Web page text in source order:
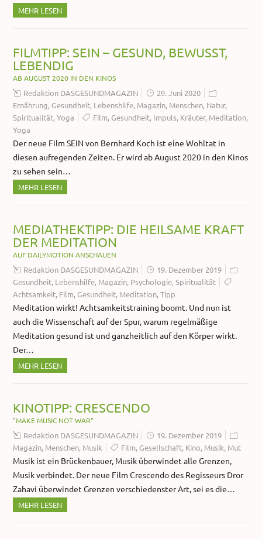
MEHR LESEN
FILMTIPP: SEIN – GESUND, BEWUSST,
LEBENDIG
AB AUGUST 2020 IN DEN KINOS
Redaktion DASGESUNDMAGAZIN
29. Juni 2020
Ernährung,Gesundheit, Lebenshilfe, Magazin, Menschen, Natur,
Spiritualität,Yoga Film,Gesundheit, Impuls, Kräuter, Meditation,
Yoga
Der neue Film SEIN von Bernhard Koch ist eine Wohltat in
diesen aufregenden Zeiten. Er wird ab August 2020 in den Kinos
zu sehen sein…
MEHR LESEN
MEDIATHEKTIPP: DIE HEILSAME KRAFT
DER MEDITATION
AUF DAILYMOTION ANSCHAUEN
Redaktion DASGESUNDMAGAZIN
19. Dezember 2019
Gesundheit, Lebenshilfe, Magazin, Psychologie,Spiritualität
Achtsamkeit, Film,Gesundheit, Meditation,Tipp
Meditation wirkt! Achtsamkeitstraining boomt. Und nun ist
auch die Wissenschaft auf der Spur, warum regelmäßige
Meditation gesund ist und ganzheitlich auf den Körper wirkt.
Der…
MEHR LESEN
KINOTIPP: CRESCENDO
"MAKE MUSIC NOT WAR"
Redaktion DASGESUNDMAGAZIN
19. Dezember 2019
Magazin, Menschen, Musik Film,Gesellschaft, Kino, Musik, Mut
Musik ist ein Brückenbauer, Musik überwindet alle Grenzen,
Musik verbindet. Der neue Film Crescendo des Regisseurs Dror
Zahavi überwindet Grenzen verschiedenster Art, sei es die…
MEHR LESEN